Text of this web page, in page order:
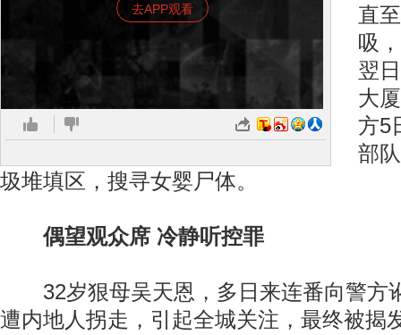
去APP观看
直
吸
翌
大
方5
部
圾堆填区，搜寻女婴尸体。
偶望观众席 冷静听控罪
32岁狠母吴天恩，多日来连番向警方
遭内地人拐走，引起全城关注，最终被揭